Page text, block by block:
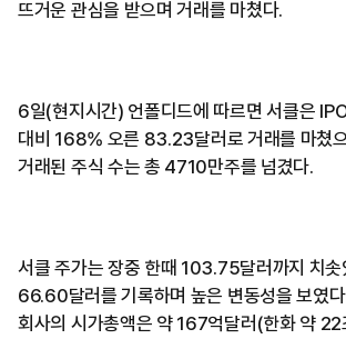
뜨거운 관심을 받으며 거래를 마쳤다.
6일(현지시간) 언폴디드에 따르면 서클은
대비 168% 오른 83.23달러로 거래를 마쳤
거래된 주식 수는 총 4710만주를 넘겼다.
서클 주가는 장중 한때 103.75달러까지 치솟
66.60달러를 기록하며 높은 변동성을 보였다
회사의 시가총액은 약 167억달러(한화 약